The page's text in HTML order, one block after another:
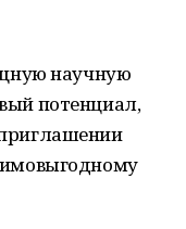
научную
потенциал,